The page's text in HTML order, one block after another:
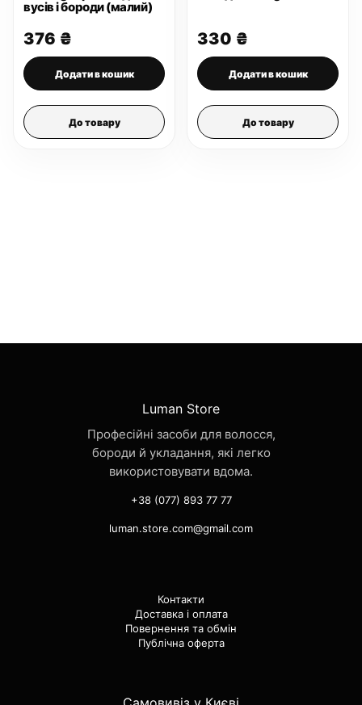
вусів і бороди (малий)
376 ₴
Додати в кошик
До товару
330 ₴
Додати в кошик
До товару
Luman Store
Професійні засоби для волосся,
бороди й укладання, які легко
використовувати вдома.
+38 (077) 893 77 77
luman.store.com@gmail.com
Контакти
Доставка і оплата
Повернення та обмін
Публічна оферта